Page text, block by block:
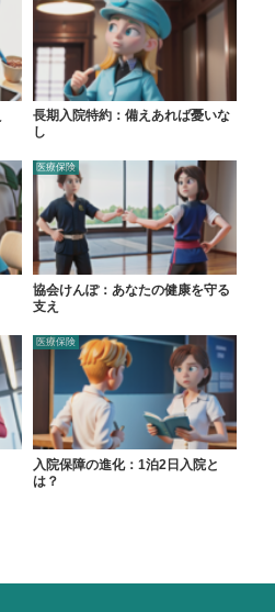
長期入院特約：備えあれば憂いな
し
医療保険
協会けんぽ：あなたの健康を守る
支え
医療保険
入院保障の進化：1泊2日入院と
は？